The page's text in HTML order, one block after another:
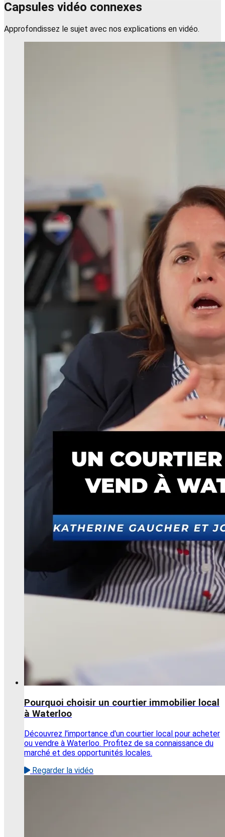
Capsules vidéo connexes
Approfondissez le sujet avec nos explications en vidéo.
Pourquoi choisir un courtier immobilier local
à Waterloo
Découvrez l'importance d'un courtier local pour acheter
ou vendre à Waterloo. Profitez de sa connaissance du
marché et des opportunités locales.
Regarder la vidéo